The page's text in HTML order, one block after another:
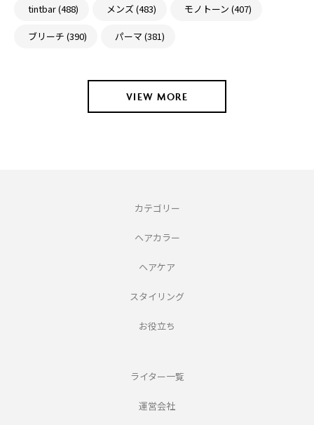
tintbar (488) メンズ (483) モノトーン (407)
ブリーチ (390) パーマ (381)
VIEW MORE
カテゴリー
ヘアカラー
ヘアケア
スタイリング
お役立ち
ライター一覧
運営会社